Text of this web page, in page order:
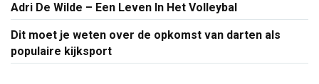
Adri De Wilde – Een Leven In Het Volleybal
Dit moet je weten over de opkomst van darten als
populaire kijksport